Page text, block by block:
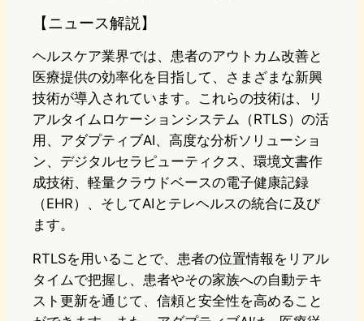
【ニュース解説】
ヘルスケア業界では、患者のアウトカム改善と
医療提供の効率化を目指して、さまざまな新興
技術が導入されています。これらの技術は、リ
アルタイムロケーションシステム（RTLS）の活
用、アダプティブAI、高度な分析ソリューショ
ン、デジタルセラピューティクス、環境文書作
成技術、軽量クラウドベースの電子健康記録
（EHR）、そしてAIとテレヘルスの統合に及び
ます。
RTLSを用いることで、患者の位置情報をリアル
タイムで把握し、患者やその家族への自動テキ
スト更新を通じて、信頼と安全性を高めること